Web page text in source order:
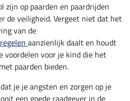
zijn op paarden en paardrijden
de veiligheid. Vergeet niet dat het
van de
aanzienlijk daalt en houdt
voordelen voor je kind die het
paarden bieden.
je je angsten en zorgen op je
een goede raadgever in de